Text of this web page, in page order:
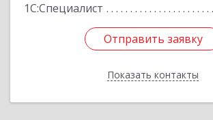
1С:Специалист
Отправить заявку
Показать контакты
Отправить заявку
Назад